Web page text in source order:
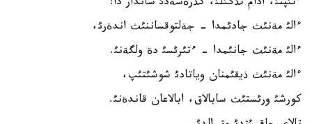
ءتئپتئ، ادام تذگئلئ، كذرةسةدئ ساندار دا!
ءالئ مةنئث جادئمدا - جةلتوقساننئث اندةرئ،
ءالئ مةنئث جانئمدا - ءتئرئسئ دة ولگةنئ.
ءالئ مةنئث ذيقئمنان وياتادئ شوشئتئپ،
كورشئ ورئستئث سابالاق، ابالاعان قاندةنئ.